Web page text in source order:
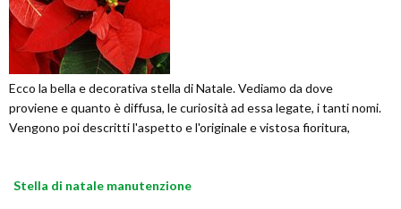
Ecco la bella e decorativa stella di Natale. Vediamo da dove
proviene e quanto è diffusa, le curiosità ad essa legate, i tanti nomi.
Vengono poi descritti l'aspetto e l'originale e vistosa fioritura,
Stella di natale manutenzione